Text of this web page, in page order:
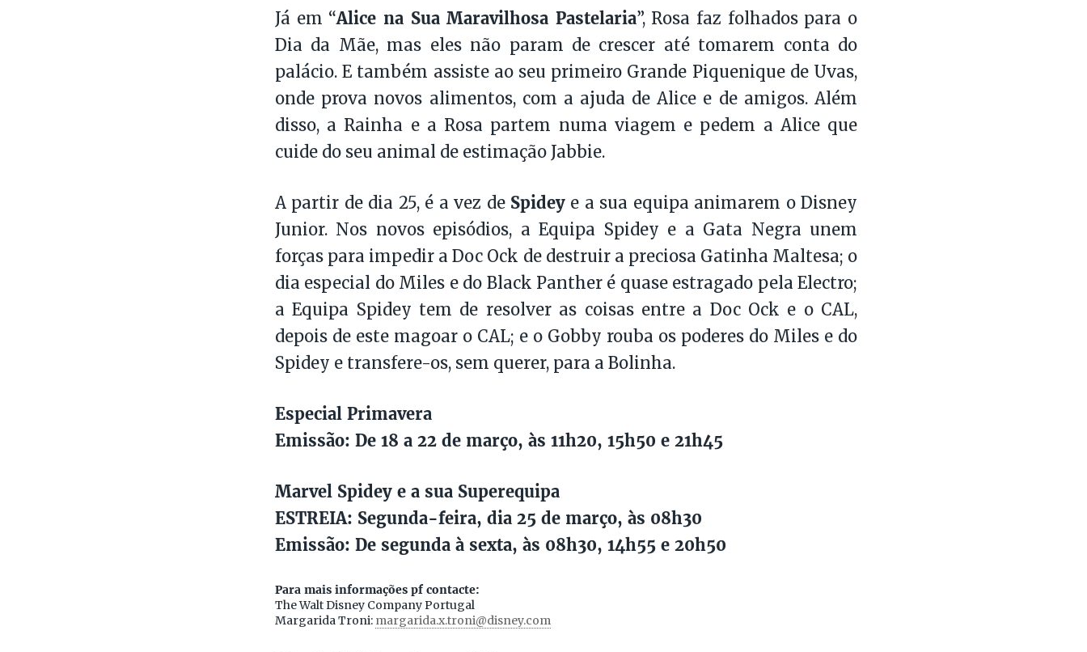
Já em “Alice na Sua Maravilhosa Pastelaria”, Rosa faz folhados para o
Dia da Mãe, mas eles não param de crescer até tomarem conta do
palácio. E também assiste ao seu primeiro Grande Piquenique de Uvas,
onde prova novos alimentos, com a ajuda de Alice e de amigos. Além
disso, a Rainha e a Rosa partem numa viagem e pedem a Alice que
cuide do seu animal de estimação Jabbie.
A partir de dia 25, é a vez de Spideye a sua equipa animarem o Disney
Junior. Nos novos episódios, a Equipa Spidey e a Gata Negra unem
forças para impedir a Doc Ock de destruir a preciosa Gatinha Maltesa; o
dia especial do Miles e do Black Panther é quase estragado pela Electro;
a Equipa Spidey tem de resolver as coisas entre a Doc Ock e o CAL,
depois de este magoar o CAL; e o Gobby rouba os poderes do Miles e do
Spidey e transfere-os, sem querer, para a Bolinha.
Especial Primavera
Emissão: De 18 a 22 de março, às 11h20, 15h50 e 21h45
Marvel Spidey e a sua Superequipa
ESTREIA: Segunda-feira, dia 25 de março, às 08h30
Emissão: De segunda à sexta, às 08h30, 14h55 e 20h50
Para mais informações pf contacte:
The Walt Disney Company Portugal
Margarida Troni: margarida.x.troni@disney.com